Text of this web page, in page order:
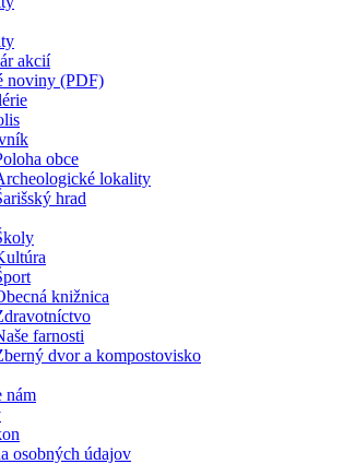
akcií
noviny (PDF)
obce
lokality
hrad
knižnica
farnosti
dvor a kompostovisko
nám
osobných údajov